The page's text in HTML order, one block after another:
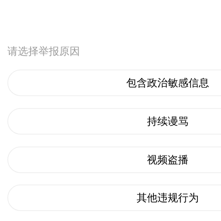
请选择举报原因
包含政治敏感信息
持续谩骂
视频盗播
其他违规行为